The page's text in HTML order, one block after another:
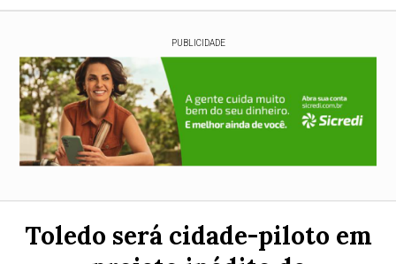
PUBLICIDADE
Toledo será cidade-piloto em